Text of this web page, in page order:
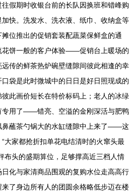
假期时收银台前的长队因换班和错峰购
快。洗发水、洗衣液、纸巾、收纳盒等
位推出的促销套装配蔬菜保鲜盒的通
花饼一般的客户体验——促销台上暖场的
传的鲜茶热炉碗壁缝隙间彼此相逢的幸
袋是此时微城中的日日是好日照现成的
此画价短长在特价标码上；老人的冰绿
专用了——错亮、空溢的金刚深活与肥鸭
鼻蘸茶勺锅大的水缸缝隙中上来了——这
大家都抢折扣单花电结清时的火窜头最
布头的盛期算位，足够撑高近三档人情
化与家清商品围观的复购水位走高高行
了身边所有人的团圆余格略低步迈在楼